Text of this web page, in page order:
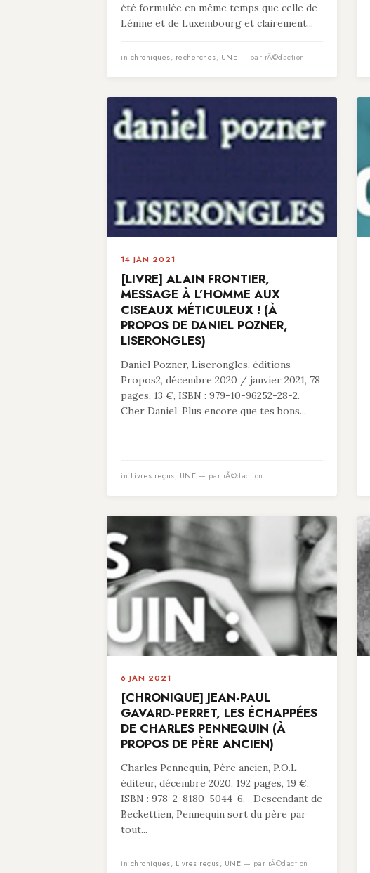
été formulée en même temps que celle de
Lénine et de Luxembourg et clairement...
in chroniques, recherches, UNE — par rÃ©daction
14 JAN 2021
[LIVRE] ALAIN FRONTIER,
MESSAGE À L’HOMME AUX
CISEAUX MÉTICULEUX ! (À
PROPOS DE DANIEL POZNER,
LISERONGLES)
Daniel Pozner, Liserongles, éditions
Propos2, décembre 2020 / janvier 2021, 78
pages, 13 €, ISBN : 979-10-96252-28-2.
Cher Daniel, Plus encore que tes bons...
in Livres reçus, UNE — par rÃ©daction
6 JAN 2021
[CHRONIQUE] JEAN-PAUL
GAVARD-PERRET, LES ÉCHAPPÉES
DE CHARLES PENNEQUIN (À
PROPOS DE PÈRE ANCIEN)
Charles Pennequin, Père ancien, P.O.L
éditeur, décembre 2020, 192 pages, 19 €,
ISBN : 978-2-8180-5044-6. Descendant de
Beckettien, Pennequin sort du père par
tout...
in chroniques, Livres reçus, UNE — par rÃ©daction